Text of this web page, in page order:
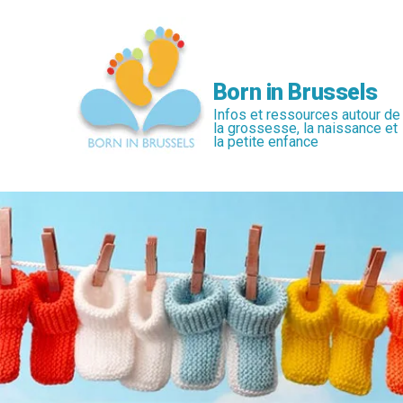
Born in Brussels
Infos et ressources autour de
la grossesse, la naissance et
la petite enfance